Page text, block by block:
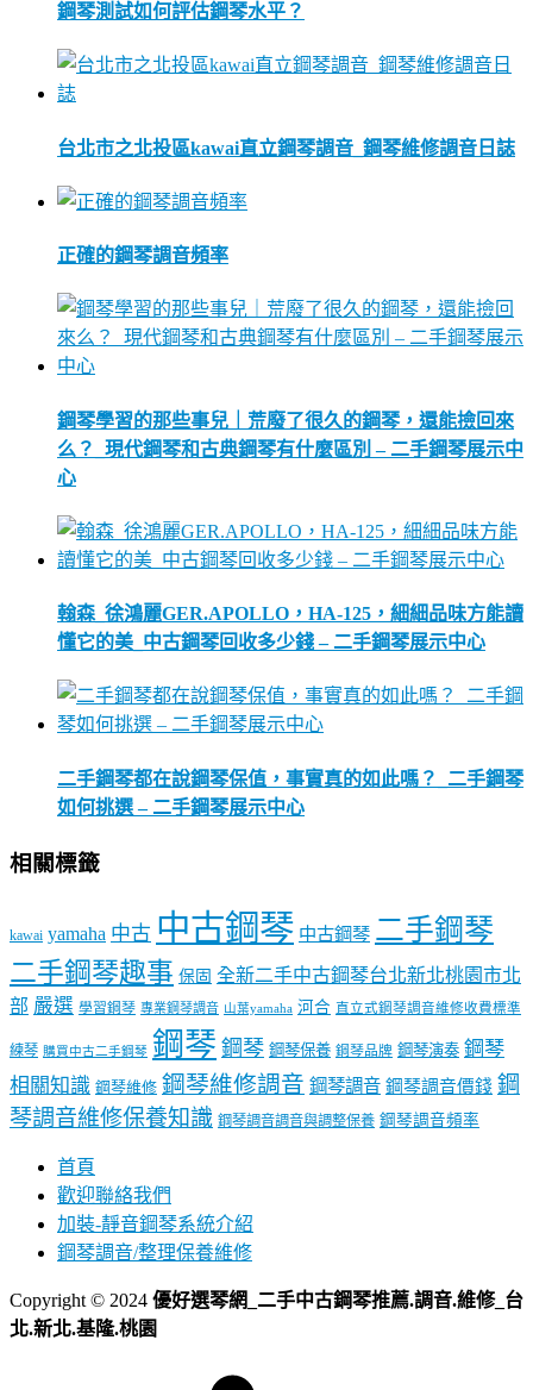
鋼琴測試如何評估鋼琴水平？
台北市之北投區kawai直立鋼琴調音_鋼琴維修調音日誌
正確的鋼琴調音頻率
鋼琴學習的那些事兒｜荒廢了很久的鋼琴，還能撿回來
么？_現代鋼琴和古典鋼琴有什麼區別 – 二手鋼琴展示中
心
翰森_徐鴻麗GER.APOLLO，HA-125，細細品味方能讀
懂它的美_中古鋼琴回收多少錢 – 二手鋼琴展示中心
二手鋼琴都在說鋼琴保值，事實真的如此嗎？_二手鋼琴
如何挑選 – 二手鋼琴展示中心
相關標籤
kawai yamaha 中古 中古鋼琴 中古鋼琴 二手鋼琴
二手鋼琴趣事 保固 全新二手中古鋼琴台北新北桃園市北
部 嚴選 學習鋼琴 專業鋼琴調音 山葉yamaha 河合 直立式鋼琴調音維修收費標準
練琴 購買中古二手鋼琴 鋼琴 鋼琴 鋼琴保養 鋼琴品牌 鋼琴演奏 鋼琴
相關知識 鋼琴維修 鋼琴維修調音 鋼琴調音 鋼琴調音價錢 鋼
琴調音維修保養知識 鋼琴調音調音與調整保養 鋼琴調音頻率
首頁
歡迎聯絡我們
加裝-靜音鋼琴系統介紹
鋼琴調音/整理保養維修
Copyright © 2024 優好選琴網_二手中古鋼琴推薦.調音.維修_台
北.新北.基隆.桃園